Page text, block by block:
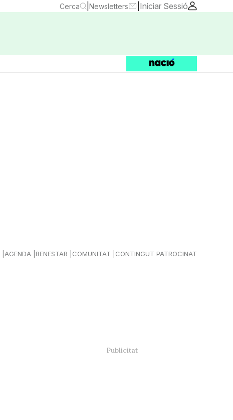
Cerca Newsletters Iniciar Sessió
AGENDA BENESTAR COMUNITAT CONTINGUT PATROCINAT